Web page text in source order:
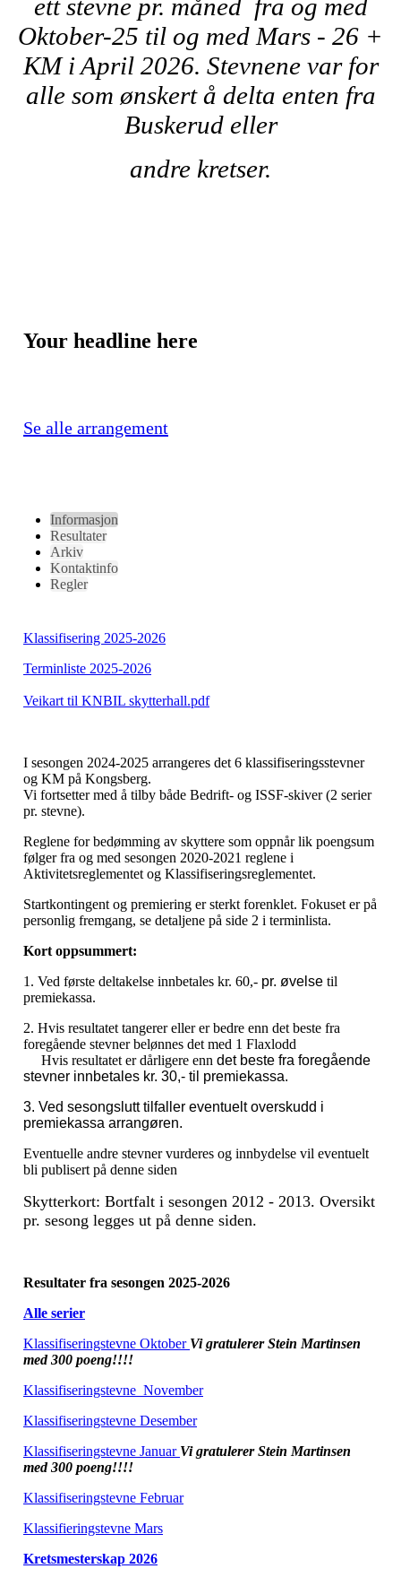
ett stevne pr. måned fra og med
Oktober-25 til og med Mars - 26 +
KM i April 2026. Stevnene var for
alle som ønskert å delta enten fra
Buskerud eller
andre kretser.
Your headline here
Se alle arrangement
Informasjon
Resultater
Arkiv
Kontaktinfo
Regler
Klassifisering 2025-2026
Terminliste 2025-2026
Veikart til KNBIL skytterhall.pdf
I sesongen 2024-2025 arrangeres det 6 klassifiseringsstevner
og KM på Kongsberg.
Vi fortsetter med å tilby både Bedrift- og ISSF-skiver (2 serier
pr. stevne).
Reglene for bedømming av skyttere som oppnår lik poengsum
følger fra og med sesongen 2020-2021 reglene i
Aktivitetsreglementet og Klassifiseringsreglementet.
Startkontingent og premiering er sterkt forenklet. Fokuset er på
personlig fremgang, se detaljene på side 2 i terminlista.
Kort oppsummert:
1. Ved første deltakelse innbetales kr. 60,- pr. øvelse til
premiekassa.
2. Hvis resultatet tangerer eller er bedre enn det beste fra
foregående stevner belønnes det med 1 Flaxlodd
Hvis resultatet er dårligere enn det beste fra foregående
stevner innbetales kr. 30,- til premiekassa.
3. Ved sesongslutt tilfaller eventuelt overskudd i
premiekassa arrangøren.
Eventuelle andre stevner vurderes og innbydelse vil eventuelt
bli publisert på denne siden
Skytterkort: Bortfalt i sesongen 2012 - 2013. Oversikt
pr. sesong legges ut på denne siden.
Resultater fra sesongen 2025-2026
Alle serier
Klassifiseringstevne Oktober Vi gratulerer Stein Martinsen
med 300 poeng!!!!
Klassifiseringstevne_November
Klassifiseringstevne Desember
Klassifiseringstevne Januar Vi gratulerer Stein Martinsen
med 300 poeng!!!!
Klassifiseringstevne Februar
Klassifieringstevne Mars
Kretsmesterskap 2026